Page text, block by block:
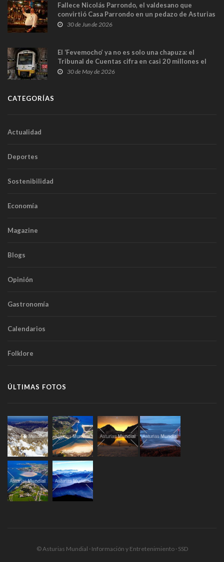
Fallece Nicolás Parrondo, el valdesano que
convirtió Casa Parrondo en un pedazo de Asturias
en Madrid
30 de Jun de 2026
El ‘Fevemocho’ ya no es solo una chapuza: el
Tribunal de Cuentas cifra en casi 20 millones el
sobrecoste de los trenes que no cabían por los
30 de May de 2026
CATEGORÍAS
Actualidad
Deportes
Sostenibilidad
Economía
Magazine
Blogs
Opinión
Gastronomía
Calendarios
Folklore
ÚLTIMAS FOTOS
© Asturias Mundial · Información y Entretenimiento · SSD